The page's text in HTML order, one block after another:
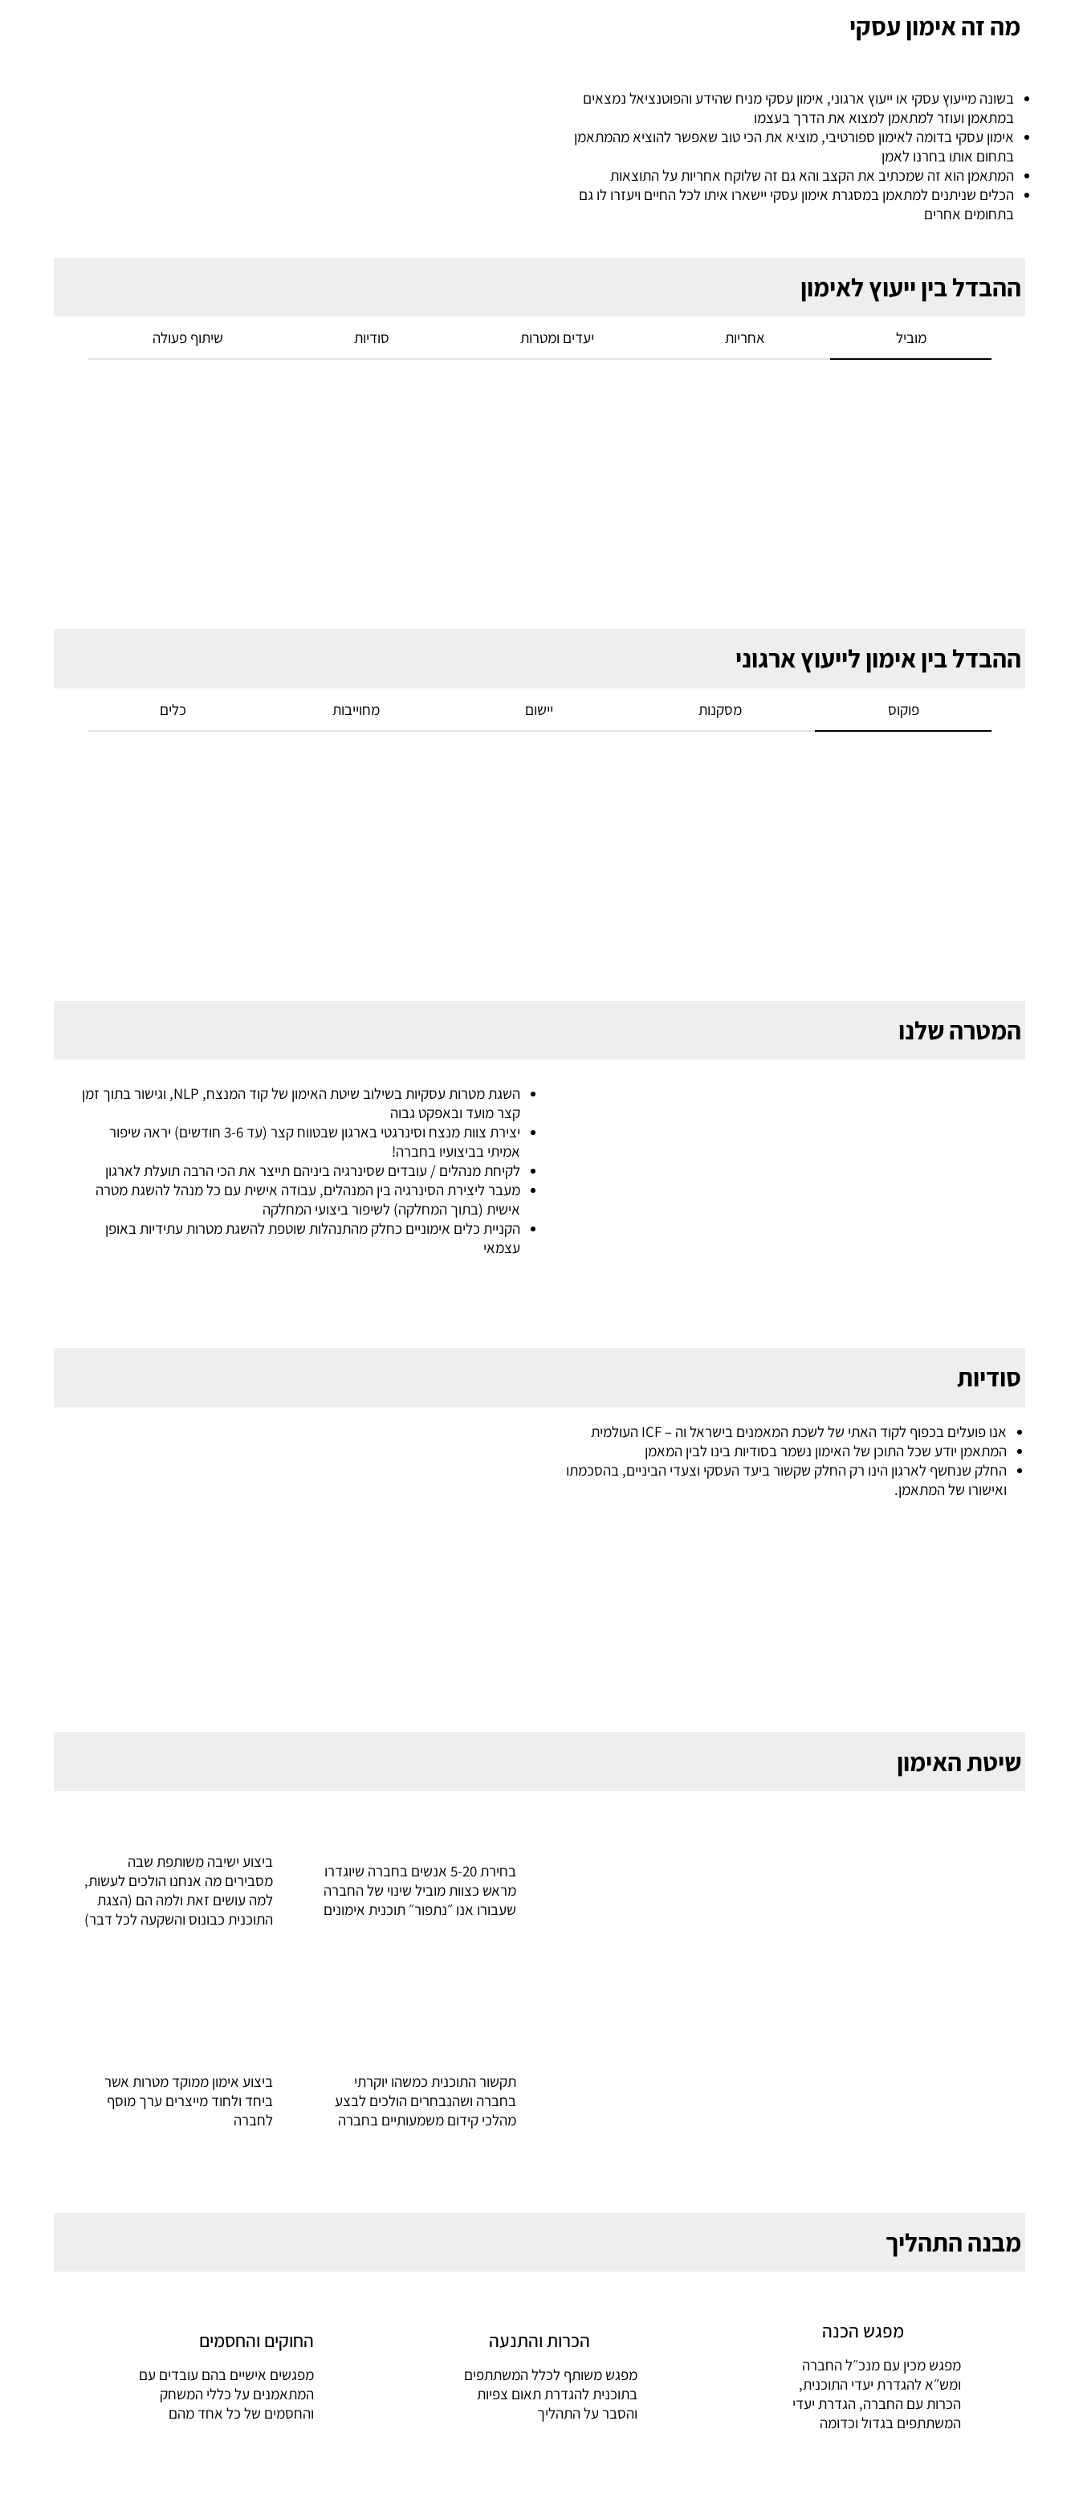
מה זה אימון עסקי
בשונה מייעוץ עסקי או ייעוץ ארגוני, אימון עסקי מניח שהידע והפוטנציאל נמצאים
במתאמן ועוזר למתאמן למצוא את הדרך בעצמו
‏אימון עסקי בדומה לאימון ספורטיבי, מוציא את הכי טוב שאפשר להוציא מהמתאמן
בתחום אותו בחרנו לאמן
המתאמן הוא זה שמכתיב את הקצב והא גם זה שלוקח אחריות על התוצאות
הכלים שניתנים למתאמן במסגרת אימון עסקי יישארו איתו לכל החיים ויעזרו לו גם
בתחומים אחרים
ההבדל בין ייעוץ לאימון
מוביל אחריות יעדים ומטרות סודיות שיתוף פעולה
ההבדל בין אימון לייעוץ ארגוני
פוקוס מסקנות יישום מחוייבות כלים
המטרה שלנו
השגת מטרות עסקיות בשילוב שיטת האימון של קוד המנצח, NLP, וגישור בתוך זמן
קצר מועד ובאפקט גבוה
יצירת צוות מנצח וסינרגטי בארגון שבטווח קצר (עד 3-6 חודשים) יראה שיפור
אמיתי בביצועיו בחברה!
לקיחת מנהלים / עובדים שסינרגיה ביניהם תייצר את הכי הרבה תועלת לארגון
מעבר ליצירת הסינרגיה בין המנהלים, עבודה אישית עם כל מנהל להשגת מטרה
אישית (בתוך המחלקה) לשיפור ביצועי המחלקה
הקניית כלים אימוניים כחלק מהתנהלות שוטפת להשגת מטרות עתידיות באופן
עצמאי
סודיות
אנו פועלים בכפוף לקוד האתי של לשכת המאמנים בישראל וה – ICF העולמית
המתאמן יודע שכל התוכן של האימון נשמר בסודיות בינו לבין המאמן
החלק שנחשף לארגון הינו רק החלק שקשור ביעד העסקי וצעדי הביניים, בהסכמתו
ואישורו של המתאמן.
שיטת האימון
ביצוע ישיבה משותפת שבה
מסבירים מה אנחנו הולכים לעשות,
למה עושים זאת ולמה הם (הצגת
התוכנית כבונוס והשקעה לכל דבר)
בחירת 5-20 אנשים בחברה שיוגדרו
מראש כצוות מוביל שינוי של החברה
שעבורו אנו ״נתפור״ תוכנית אימונים
ביצוע אימון ממוקד מטרות אשר
ביחד ולחוד מייצרים ערך מוסף
לחברה
תקשור התוכנית כמשהו יוקרתי
בחברה ושהנבחרים הולכים לבצע
מהלכי קידום משמעותיים בחברה
מבנה התהליך
מפגשים אישיים בהם עובדים עם
המתאמנים על כללי המשחק
והחסמים של כל אחד מהם
החוקים והחסמים
מפגש משותף לכלל המשתתפים
בתוכנית להגדרת תאום צפיות
והסבר על התהליך
הכרות והתנעה
מפגש מכין עם מנכ״ל החברה
ומש״א להגדרת יעדי התוכנית,
הכרות עם החברה, הגדרת יעדי
המשתתפים בגדול וכדומה
מפגש הכנה